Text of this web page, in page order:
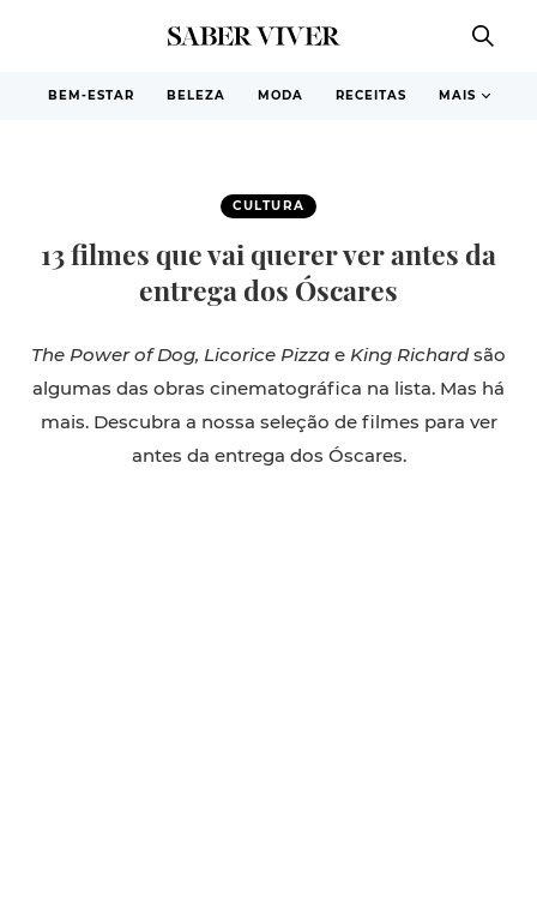
BEM-ESTAR BELEZA MODA RECEITAS MAIS
CULTURA
13 filmes que vai querer ver antes da
entrega dos Óscares
The Power of Dog, Licorice Pizza e King Richardsão
algumas das obras cinematográfica na lista. Mas há
mais. Descubra a nossa seleção de filmes para ver
antes da entrega dos Óscares.